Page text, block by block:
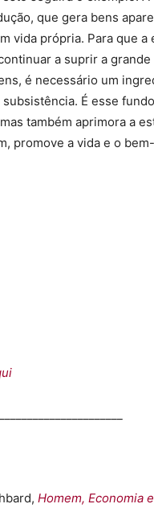
que gera bens
vida própria. Para que a
a suprir a
é necessário um
É esse
também aprimora a
promove a vida e o
Homem, Economia